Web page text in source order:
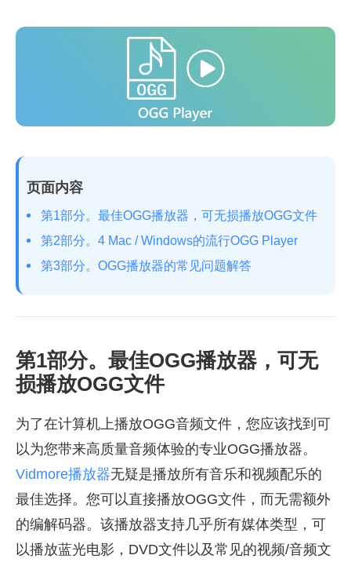
页面内容
第1部分。最佳OGG播放器，可无损播放OGG文件
第2部分。4 Mac / Windows的流行OGG Player
第3部分。OGG播放器的常见问题解答
第1部分。最佳OGG播放器，可无
损播放OGG文件
为了在计算机上播放OGG音频文件，您应该找到可
以为您带来高质量音频体验的专业OGG播放器。
Vidmore播放器无疑是播放所有音乐和视频配乐的
最佳选择。您可以直接播放OGG文件，而无需额外
的编解码器。该播放器支持几乎所有媒体类型，可
以播放蓝光电影，DVD文件以及常见的视频/音频文